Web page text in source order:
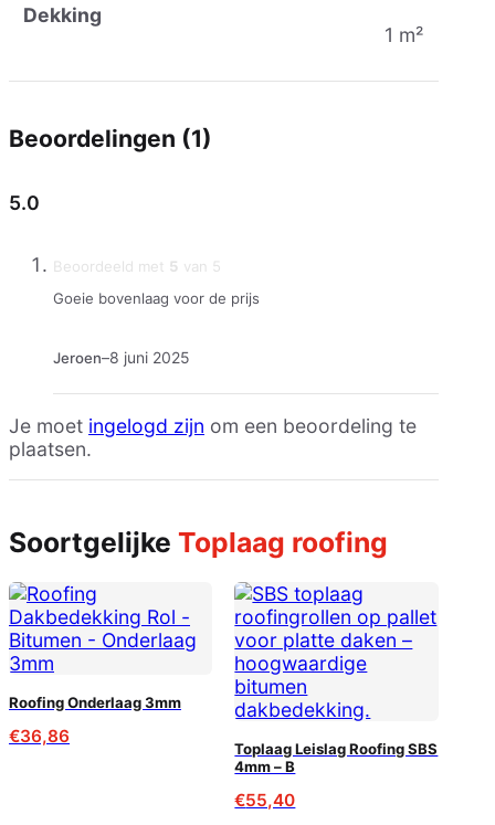
Dekking
1 m²
Beoordelingen (1)
5.0
Beoordeeld met 5 van 5
Jeroen–8 juni 2025
Goeie bovenlaag voor de prijs
Je moet ingelogd zijn om een beoordeling te
plaatsen.
Soortgelijke Toplaag roofing
Roofing Onderlaag 3mm
€36,86
Toplaag Leislag Roofing SBS
4mm – B
€55,40